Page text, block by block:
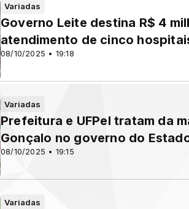
Variadas
08/10/2025 • 19:18
Governo Leite destina R$ 4
atendimento de cinco
Variadas
08/10/2025 • 19:15
Prefeitura e UFPel tratam da
Gonçalo no governo do
Variadas